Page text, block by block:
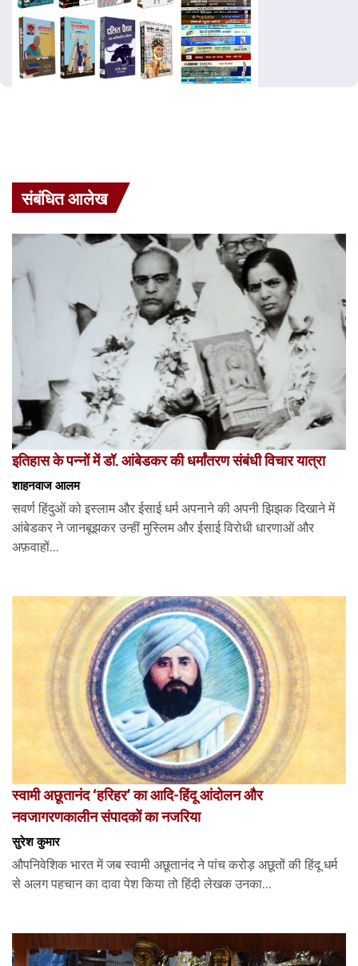
संबंधित आलेख
इतिहास के पन्नों में डॉ. आंबेडकर की धर्मांतरण संबंधी विचार यात्रा
शाहनवाज आलम
सवर्ण हिंदुओं को इस्लाम और ईसाई धर्म अपनाने की अपनी झिझक दिखाने में
आंबेडकर ने जानबूझकर उन्हीं मुस्लिम और ईसाई विरोधी धारणाओं और
अफ़वाहों...
स्वामी अछूतानंद ‘हरिहर’ का आदि-हिंदू आंदोलन और
नवजागरणकालीन संपादकों का नजरिया
सुरेश कुमार
औपनिवेशिक भारत में जब स्वामी अछूतानंद ने पांच करोड़ अछूतों की हिंदू धर्म
से अलग पहचान का दावा पेश किया तो हिंदी लेखक उनका...